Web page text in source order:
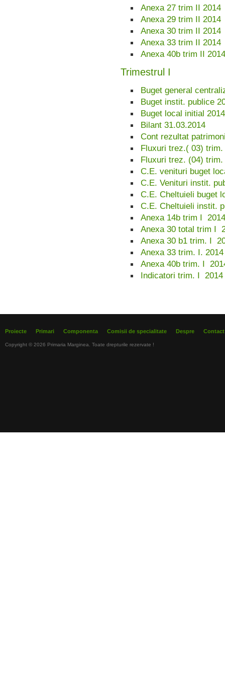
Anexa 27 trim II 2014
Anexa 29 trim II 2014
Anexa 30 trim II 2014
Anexa 33 trim II 2014
Anexa 40b trim II 2014
Trimestrul I
Buget general
Buget instit. publice
Buget local initial 2014
Bilant 31.03.2014
Cont rezultat
Fluxuri trez.( 03) trim.
Fluxuri trez. (04)
C.E. venituri buget
C.E. Venituri instit.
C.E. Cheltuieli buget
C.E. Cheltuieli instit.
Anexa 14b trim I 2014
Anexa 30 total trim I
Anexa 30 b1 trim. I
Anexa 33 trim. I. 2014
Anexa 40b trim. I
Indicatori trim. I 2014
Proiecte Primari Componenta Comisii de specialitate Despre Contact
Copyright © 2026 Primaria Marginea. Toate drepturile rezervate !